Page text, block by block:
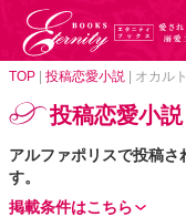
TOP 投稿恋愛小説 オカル
投稿恋愛小説
アルファポリスで投稿
す。
掲載条件はこちら